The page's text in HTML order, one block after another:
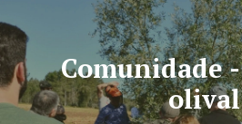
Comunidade
olival